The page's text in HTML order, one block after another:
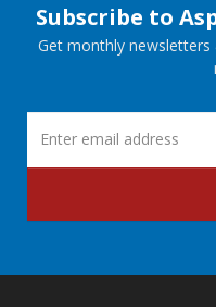
Subscribe to
Get monthly